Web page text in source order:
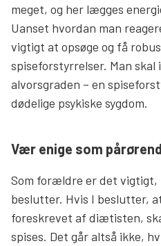
meget, og her lægges
Uanset hvordan man
vigtigt at opsøge og få
spiseforstyrrelser. Man skal
alvorsgraden – en
dødelige psykiske sygdom.
Vær enige som
Som forældre er det vigtigt,
beslutter. Hvis I beslutter,
foreskrevet af diætisten,
spises. Det går altså ikke,